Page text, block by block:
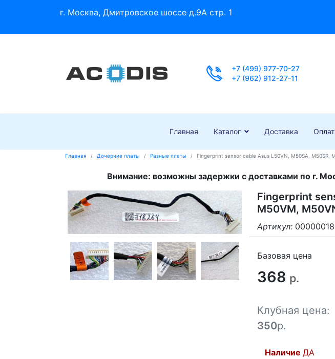
г. Москва, Дмитровское шоссе д.9А стр. 1
+7 (499) 977-70-27
+7 (962) 912-27-11
Главная Каталог Доставка
Главная Дочерние платы Разные платы Fingerprint sensor cable Asus L50VN, M50SA, M50SR,
Внимание: возможны задержки с доставками по г.
Fingerprint
M50VM,
Артикул:
Базовая цена
368 р.
Клубная цена:
350р.
Наличие ДА